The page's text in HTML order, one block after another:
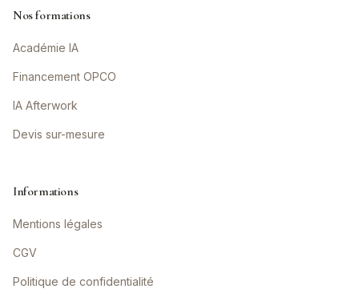
Nos formations
Académie IA
Financement OPCO
IA Afterwork
Devis sur-mesure
Informations
Mentions légales
CGV
Politique de confidentialité